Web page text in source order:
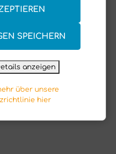
in den Warenkorb
SPEICHERN
anzeigen
über unsere
hier